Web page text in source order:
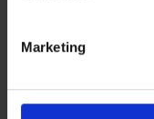
Marketing